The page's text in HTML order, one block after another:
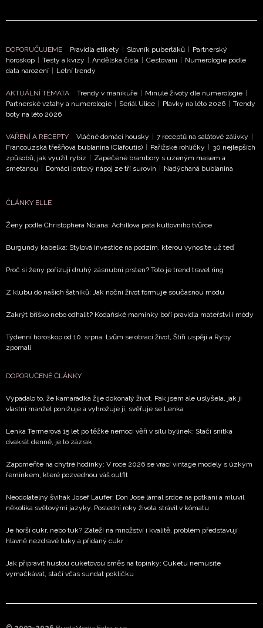
DOPORUČUJEME Pravidla etikety | Slovník puberťáků | Partnerský
horoskop | Testy a kvízy | Andělská čísla | Cestování | Numerologie podle
data narození | Letní trendy
AKTUÁLNÍ TÉMATA Trendy v manikúře | Minulé životy dle numerologie |
Partnerské vztahy a numerologie | Seriál Ulice | Plavky na léto 2026 | Trendy
boty na léto 2026
VAŘENÍ A RECEPTY Vláčné domácí housky | 7 receptů na salátové zálivky |
Francouzská třešňová bublanina (Clafoutis) | Pařížské rohlíčky | 30 nejlepších
způsobů, jak využít rybíz | Zapečené brambory s uzeným masem a
smetanou | Domácí iontový nápoj ze tří surovin | Nadýchaná bublanina
ČLÁNKY ELLE
Ženy podle Christophera Nolana: Achillova pata kultovního tvůrce
Burgundy kabelka: Stylová investice na podzim, kterou vynosíte už teď
Proč si ženy pořizují druhý zásnubní prsten? Toto je trend travel ring
Z klubu do našich šatníků: Jak noční život formuje současnou módu
Zakrýt bříško nebo odhalit? Kodaňské maminky boří pravidla mateřství i módy
Týdenní horoskop od 10. srpna: Lvům se obrací život, Štíři uspějí a Ryby
zpomalí
DOPORUČENÉ ČLÁNKY
Vypadalo to, že kamarádka žije dokonalý život. Pak jsem ale uslyšela, jak ji
vlastní manžel ponižuje a vyhrožuje jí, svěřuje se Lenka
Lenka Termerová 15 let po těžké nemoci věří v sílu bylinek: Stačí snítka
dvakrát denně, je to zázrak
Zapomeňte na chytré hodinky: V roce 2026 se vrací vintage modely s úzkým
řemínkem, které pozvednou váš outfit
Neodolatelný švihák Josef Laufer: Don José lámal srdce na potkání a mluvil
několika světovými jazyky. Poslední roky života strávil v kómatu
Je horší cukr, nebo tuk? Záleží na množství i kvalitě, problém představují
hlavně nezdravé tuky a přidaný cukr
Jak připravit hustou cuketovou směs na topinky: Cuketu nemusíte
vymačkávat, stačí včas sundat pokličku